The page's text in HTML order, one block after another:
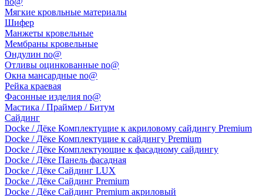
Мягкие кровльные материалы
Шифер
Манжеты кровельные
Мембраны кровельные
Ондулин no@
Отливы оцинкованные no@
Окна мансардные no@
Рейка краевая
Фасонные изделия no@
Мастика / Праймер / Битум
Сайдинг
Docke / Дёке Комплектущие к акриловому сайдингу Premium
Docke / Дёке Комплектущие к сайдингу Premium
Docke / Дёке Комплектующие к фасадному сайдингу
Docke / Дёке Панель фасадная
Docke / Дёке Сайдинг LUX
Docke / Дёке Сайдинг Premium
Docke / Дёке Сайдинг Premium акриловый